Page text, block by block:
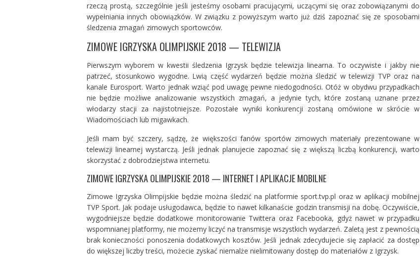
rzeczą prostą, szczególnie jeśli jesteśmy osobami pracującymi, uczącymi się oraz zobowiązanymi do
wypełniania innych obowiązków. W związku z powyższym warto już dziś zapoznać się ze sposobami
śledzenia zmagań zimowych sportowców.
ZIMOWE IGRZYSKA OLIMPIJSKIE 2018 — TELEWIZJA
Pierwszym wyborem w kwestii śledzenia Igrzysk będzie telewizja linearna. To oczywiste i jakby nie
patrzeć, stosunkowo wygodne. Lwią część wydarzeń będzie można śledzić w telewizji TVP oraz na
kanale Eurosport. Warto jednak wziąć pod uwagę pewne niedogodności. Otóż w obydwu przypadkach
nie będzie możliwe analizowanie wszystkich zmagań, a jedynie tych, które zostaną uznane przez
włodarzy stacji za najistotniejsze. Pozostałe wyniki konkurencji zostaną omówione w skrócie w
Wiadomościach lub migawkach.
Jeśli mam być szczery, sądzę, że większości fanów sportów zimowych materiały prezentowane w
telewizji linearnej wystarczą. Jeśli jednak planujecie zapoznać się z większą liczbą konkurencji, warto
skorzystać z dobrodziejstwa internetu.
ZIMOWE IGRZYSKA OLIMPIJSKIE 2018 — INTERNET I APLIKACJE MOBILNE
Zimowe Igrzyska Olimpijskie będzie można śledzić na platformie sport.tvp.pl oraz w aplikacji mobilnej
TVP Sport. Jak podaje usługodawca, będzie to nawet kilkanaście godzin transmisji na dobę. Oczywiście,
wygodniejsze będzie dodatkowe monitorowanie Twittera oraz Facebooka, gdyż nawet w przypadku
wspomnianej platformy, nie możemy liczyć na transmisje wszystkich wydarzeń. Zaletą jest z pewnością
brak konieczności ponoszenia dodatkowych kosztów. Jeśli jednak zdecydujecie się zapłacić za dostęp
do większej liczby treści, możecie zyskać niemalże nielimitowany dostęp do materiałów z Igrzysk.